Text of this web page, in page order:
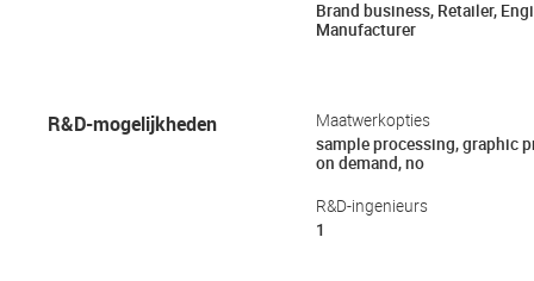
Brand business, Retailer,
Manufacturer
R&D-mogelijkheden
Maatwerkopties
sample processing, graphic
on demand, no
R&D-ingenieurs
1